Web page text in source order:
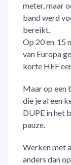
meter, maar
band werd
bereikt.
Op 20 en 15
van Europa
korte HEF
Maar op een
die je al een
DUPE in het
pauze.
Werken met
anders dan